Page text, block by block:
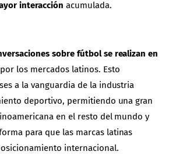
interacción acumulada.
sobre fútbol se realizan en
los mercados latinos. Esto
a la vanguardia de la industria
deportivo, permitiendo una gran
en el resto del mundo y
para que las marcas latinas
internacional.